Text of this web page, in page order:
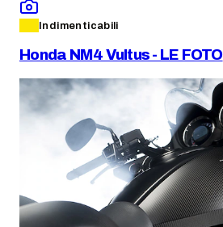
Indimenticabili
Honda NM4 Vultus - LE FOTO